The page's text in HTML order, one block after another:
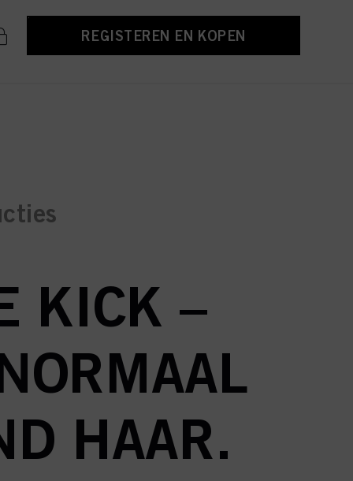
REGISTEREN EN KOPEN
KICK –
HAAR.